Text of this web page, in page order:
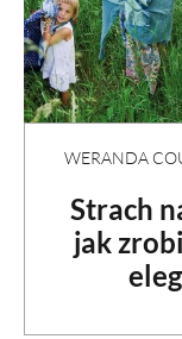
WERANDA
Strach
jak